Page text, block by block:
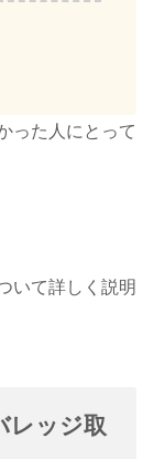
った人にとって
いて詳しく説明
レッジ取